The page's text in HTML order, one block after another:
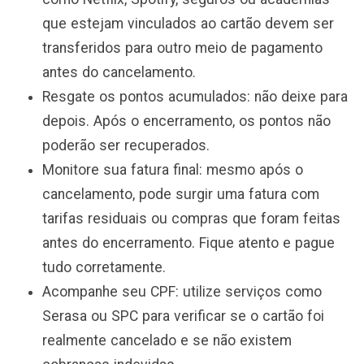
que estejam vinculados ao cartão devem ser
transferidos para outro meio de pagamento
antes do cancelamento.
Resgate os pontos acumulados: não deixe para
depois. Após o encerramento, os pontos não
poderão ser recuperados.
Monitore sua fatura final: mesmo após o
cancelamento, pode surgir uma fatura com
tarifas residuais ou compras que foram feitas
antes do encerramento. Fique atento e pague
tudo corretamente.
Acompanhe seu CPF: utilize serviços como
Serasa ou SPC para verificar se o cartão foi
realmente cancelado e se não existem